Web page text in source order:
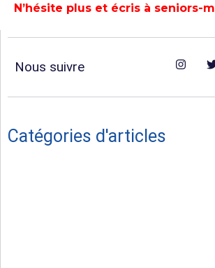
N’hésite plus et écris à seniors-
Nous suivre
Catégories d'articles